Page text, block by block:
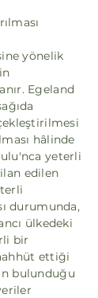
yönelik
Egeland
hâlinde
yeterli
edilen
durumunda,
ülkedeki
bir
ettiği
bulunduğu